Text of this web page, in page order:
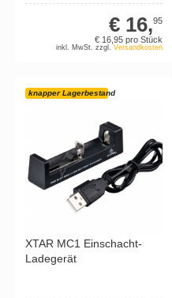
€ 16,95
€ 16,95 pro Stück
inkl. MwSt. zzgl.Versandkosten
knapper Lagerbestand
XTAR MC1 Einschacht-
Ladegerät